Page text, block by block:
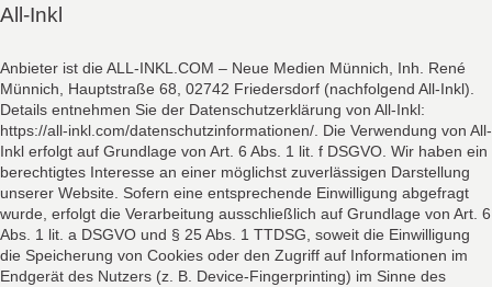
All-Inkl
Anbieter ist die ALL-INKL.COM – Neue Medien Münnich, Inh. René
Münnich, Hauptstraße 68, 02742 Friedersdorf (nachfolgend All-Inkl).
Details entnehmen Sie der Datenschutzerklärung von All-Inkl:
https://all-inkl.com/datenschutzinformationen/. Die Verwendung von All-
Inkl erfolgt auf Grundlage von Art. 6 Abs. 1 lit. f DSGVO. Wir haben ein
berechtigtes Interesse an einer möglichst zuverlässigen Darstellung
unserer Website. Sofern eine entsprechende Einwilligung abgefragt
wurde, erfolgt die Verarbeitung ausschließlich auf Grundlage von Art. 6
Abs. 1 lit. a DSGVO und § 25 Abs. 1 TTDSG, soweit die Einwilligung
die Speicherung von Cookies oder den Zugriff auf Informationen im
Endgerät des Nutzers (z. B. Device-Fingerprinting) im Sinne des